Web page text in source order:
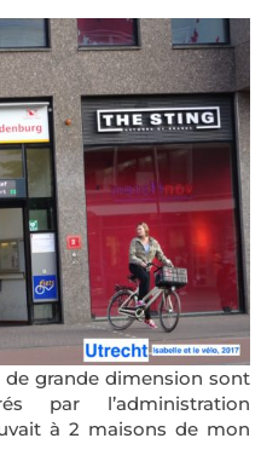
grande dimension sont
par l’administration
à 2 maisons de mon